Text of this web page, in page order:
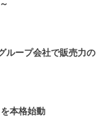
ループ会社で販売力の
本格始動